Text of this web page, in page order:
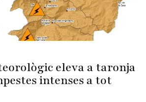
eleva a taronja
intenses a tot